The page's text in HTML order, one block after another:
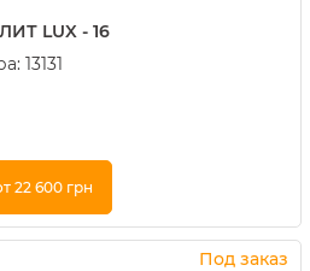
LUX - 16
13131
22 600 грн
клик
Под заказ